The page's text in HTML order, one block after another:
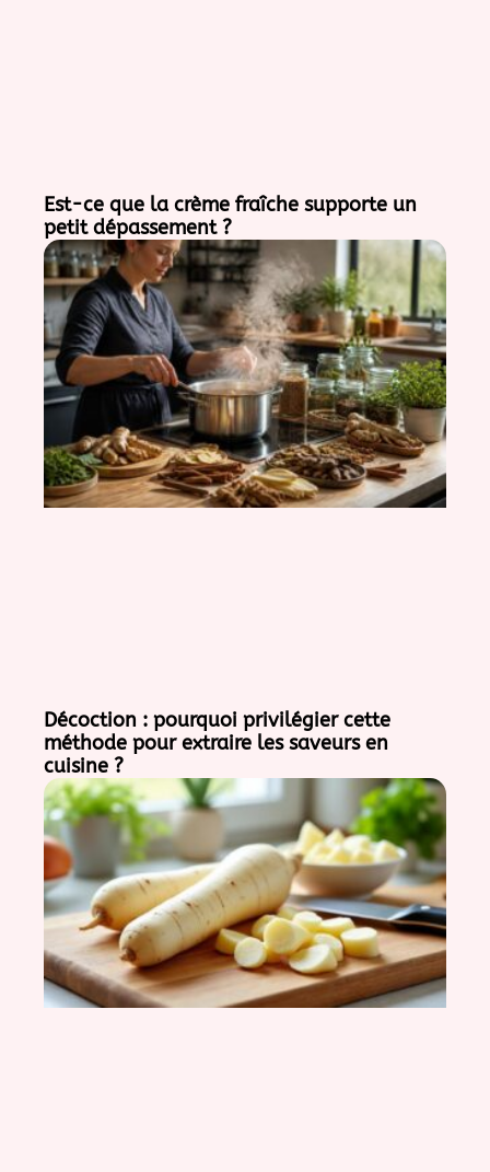
Est-ce que la crème fraîche supporte un
petit dépassement ?
Décoction : pourquoi privilégier cette
méthode pour extraire les saveurs en
cuisine ?